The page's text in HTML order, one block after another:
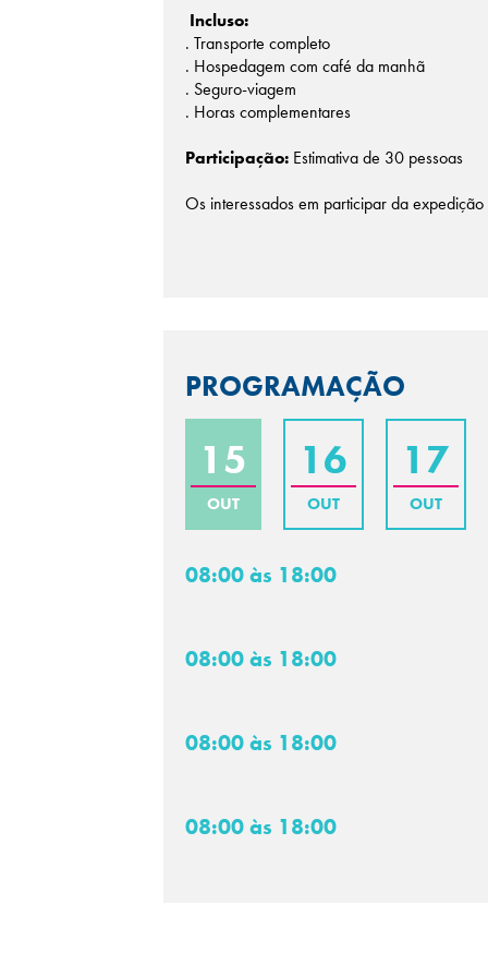
Incluso:
. Transporte completo
. Hospedagem com café da manhã
. Seguro-viagem
. Horas complementares
Participação: Estimativa de 30 pessoas
Os interessados em participar da
PROGRAMAÇÃO
15
OUT
16
OUT
17
OUT
08:00 às 18:00
08:00 às 18:00
08:00 às 18:00
08:00 às 18:00